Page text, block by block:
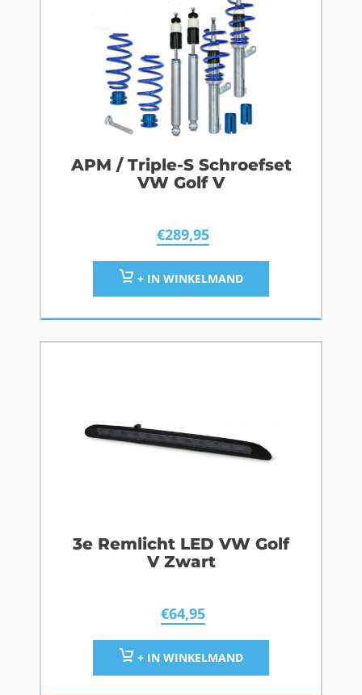
APM / Triple-S Schroefset
VW Golf V
€289,95
+ IN WINKELMAND
3e Remlicht LED VW Golf
V Zwart
€64,95
+ IN WINKELMAND